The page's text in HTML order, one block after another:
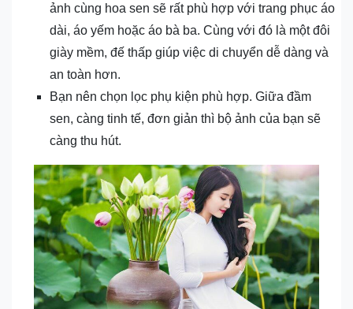
ảnh cùng hoa sen sẽ rất phù hợp với trang phục áo
dài, áo yếm hoặc áo bà ba. Cùng với đó là một đôi
giày mềm, đế thấp giúp việc di chuyển dễ dàng và
an toàn hơn.
Bạn nên chọn lọc phụ kiện phù hợp. Giữa đầm
sen, càng tinh tế, đơn giản thì bộ ảnh của bạn sẽ
càng thu hút.